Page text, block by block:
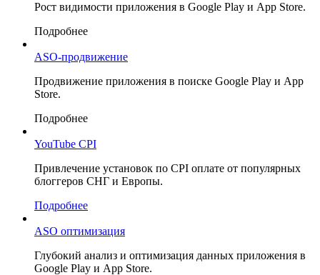
Рост видимости приложения в Google Play и App Store.
Подробнее
ASO-продвижение
Продвижение приложения в поиске Google Play и App
Store.
Подробнее
YouTube CPI
Привлечение установок по CPI оплате от популярных
блоггеров СНГ и Европы.
Подробнее
ASO оптимизация
Глубокий анализ и оптимизация данных приложения в
Google Play и App Store.